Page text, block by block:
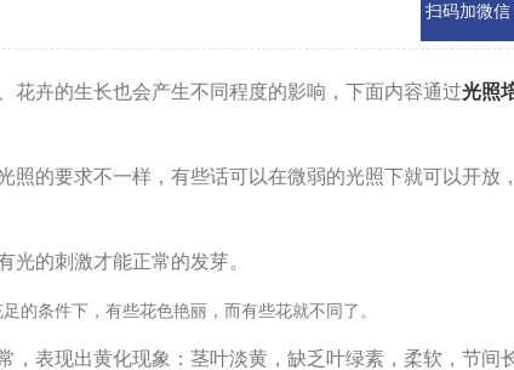
花卉的生长也会产生不同程度的影响，下面内容通过光照
的要求不一样，有些话可以在微弱的光照下就可以开放
的刺激才能正常的发芽。
的条件下，有些花色艳丽，而有些花就不同了。
，表现出黄化现象：茎叶淡黄，缺乏叶绿素，柔软，节间
扫码加微信